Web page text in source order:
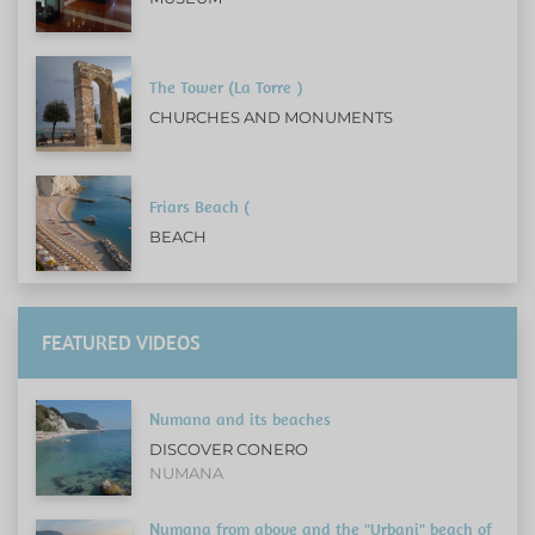
The Tower (La Torre )
CHURCHES AND MONUMENTS
Friars Beach (
BEACH
FEATURED VIDEOS
Numana and its beaches
DISCOVER CONERO
NUMANA
Numana from above and the "Urbani" beach of